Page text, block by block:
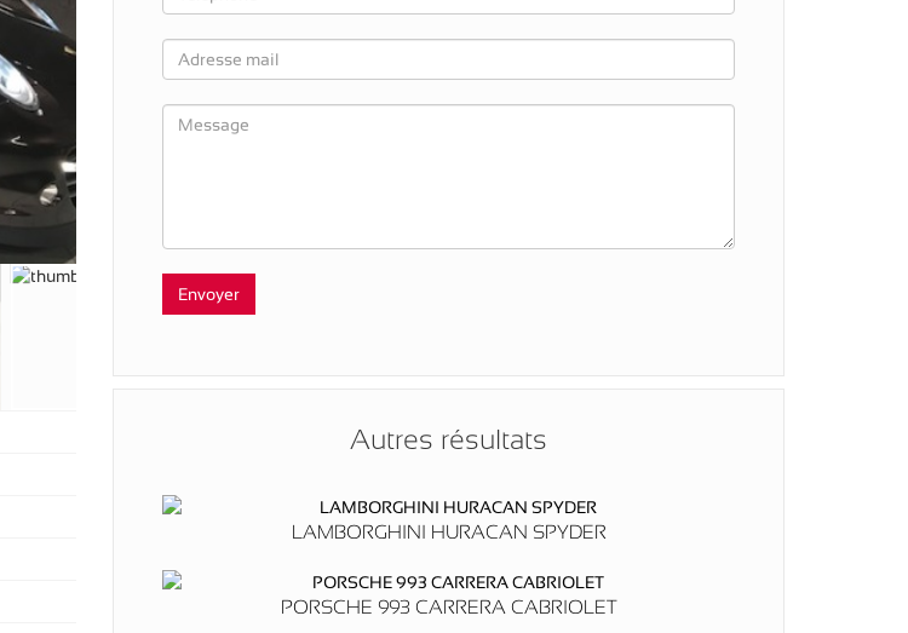
Autres résultats
LAMBORGHINI HURACAN SPYDER
PORSCHE 993 CARRERA CABRIOLET